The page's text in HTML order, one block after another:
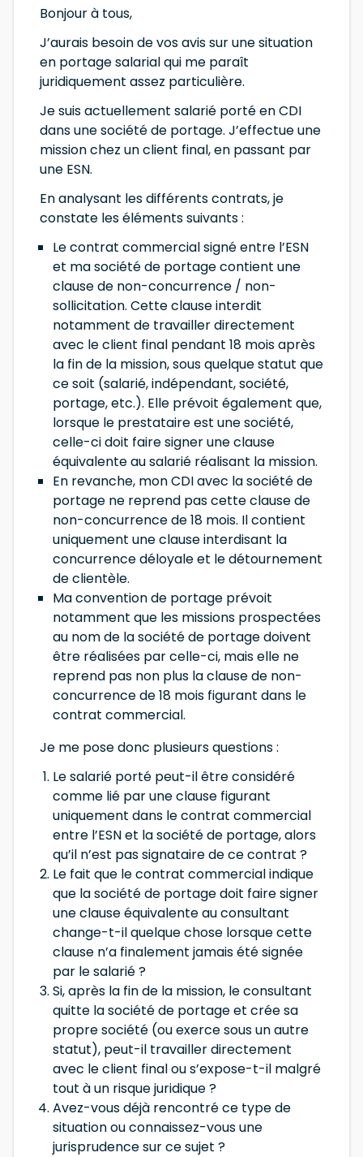
Bonjour à tous,
J’aurais besoin de vos avis sur une situation
en portage salarial qui me paraît
juridiquement assez particulière.
Je suis actuellement salarié porté en CDI
dans une société de portage. J’effectue une
mission chez un client final, en passant par
une ESN.
En analysant les différents contrats, je
constate les éléments suivants :
Le contrat commercial signé entre l’ESN
et ma société de portage contient une
clause de non-concurrence / non-
sollicitation. Cette clause interdit
notamment de travailler directement
avec le client final pendant 18 mois après
la fin de la mission, sous quelque statut que
ce soit (salarié, indépendant, société,
portage, etc.). Elle prévoit également que,
lorsque le prestataire est une société,
celle-ci doit faire signer une clause
équivalente au salarié réalisant la mission.
En revanche, mon CDI avec la société de
portage ne reprend pas cette clause de
non-concurrence de 18 mois. Il contient
uniquement une clause interdisant la
concurrence déloyale et le détournement
de clientèle.
Ma convention de portage prévoit
notamment que les missions prospectées
au nom de la société de portage doivent
être réalisées par celle-ci, mais elle ne
reprend pas non plus la clause de non-
concurrence de 18 mois figurant dans le
contrat commercial.
Je me pose donc plusieurs questions :
Le salarié porté peut-il être considéré
comme lié par une clause figurant
uniquement dans le contrat commercial
entre l’ESN et la société de portage, alors
qu’il n’est pas signataire de ce contrat ?
Le fait que le contrat commercial indique
que la société de portage doit faire signer
une clause équivalente au consultant
change-t-il quelque chose lorsque cette
clause n’a finalement jamais été signée
par le salarié ?
Si, après la fin de la mission, le consultant
quitte la société de portage et crée sa
propre société (ou exerce sous un autre
statut), peut-il travailler directement
avec le client final ou s’expose-t-il malgré
tout à un risque juridique ?
Avez-vous déjà rencontré ce type de
situation ou connaissez-vous une
jurisprudence sur ce sujet ?